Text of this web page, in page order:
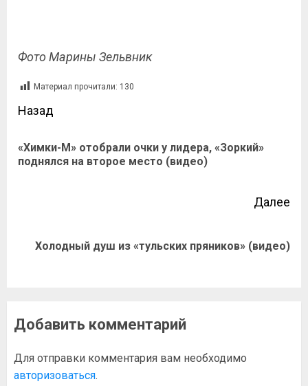
Фото Марины Зельвник
Материал прочитали: 130
Назад
«Химки-М» отобрали очки у лидера, «Зоркий»
поднялся на второе место (видео)
Далее
Холодный душ из «тульских пряников» (видео)
Добавить комментарий
Для отправки комментария вам необходимо
авторизоваться.